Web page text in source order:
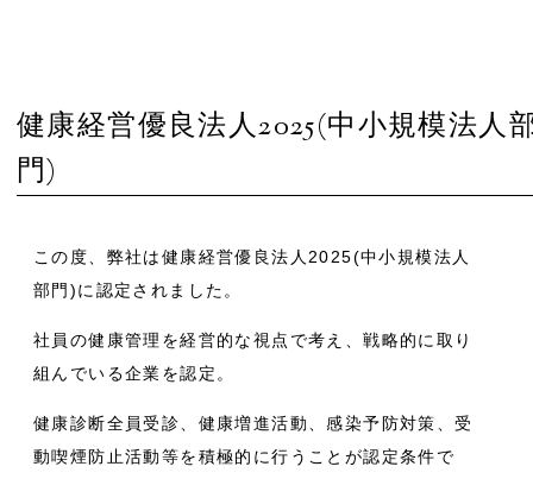
健康経営優良法人2025(中小規模法人
門)
この度、弊社は健康経営優良法人2025(中小規模法人
部門)に認定されました。
社員の健康管理を経営的な視点で考え、戦略的に取り
組んでいる企業を認定。
健康診断全員受診、健康増進活動、感染予防対策、受
動喫煙防止活動等を積極的に行うことが認定条件で